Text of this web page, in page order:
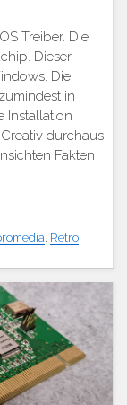
Treiber. Die
Dieser
Die
in
Installation
durchaus
Fakten
, Retro,